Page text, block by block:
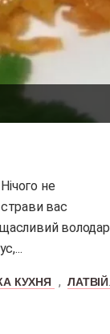
вас
володар
КУХНЯ , ЛАТВІЙСЬКА КУХНЯ